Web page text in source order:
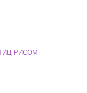
РИСОМ